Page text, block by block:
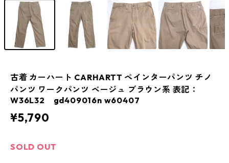
古着 カーハート CARHARTT ペインターパンツ チノ
パンツ ワークパンツ ベージュ ブラウン系 表記：
W36L32 gd409016n w60407
¥5,790
SOLD OUT